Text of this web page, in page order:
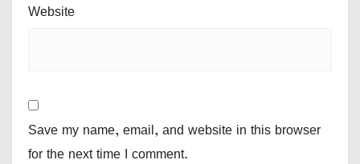
Website
Save my name, email, and website in this browser
for the next time I comment.